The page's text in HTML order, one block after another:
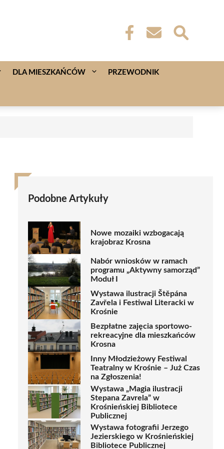
DLA MIESZKAŃCÓW PRZEWODNIK
Podobne Artykuły
Nowe mozaiki wzbogacają
krajobraz Krosna
Nabór wniosków w ramach
programu „Aktywny samorząd”
Moduł I
Wystawa ilustracji Štěpána
Zavřela i Festiwal Literacki w
Krośnie
Bezpłatne zajęcia sportowo-
rekreacyjne dla mieszkańców
Krosna
Inny Młodzieżowy Festiwal
Teatralny w Krośnie – Już Czas
na Zgłoszenia!
Wystawa „Magia ilustracji
Stepana Zavrela” w
Krośnieńskiej Bibliotece
Publicznej
Wystawa fotografii Jerzego
Jezierskiego w Krośnieńskiej
Bibliotece Publicznej